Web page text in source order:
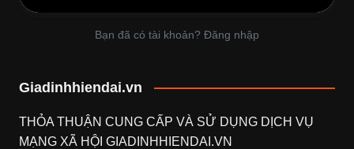
Bạn đã có tài khoản? Đăng nhập
Giadinhhiendai.vn
THỎA THUẬN CUNG CẤP VÀ SỬ DỤNG DỊCH VỤ
MẠNG XÃ HỘI GIADINHHIENDAI.VN